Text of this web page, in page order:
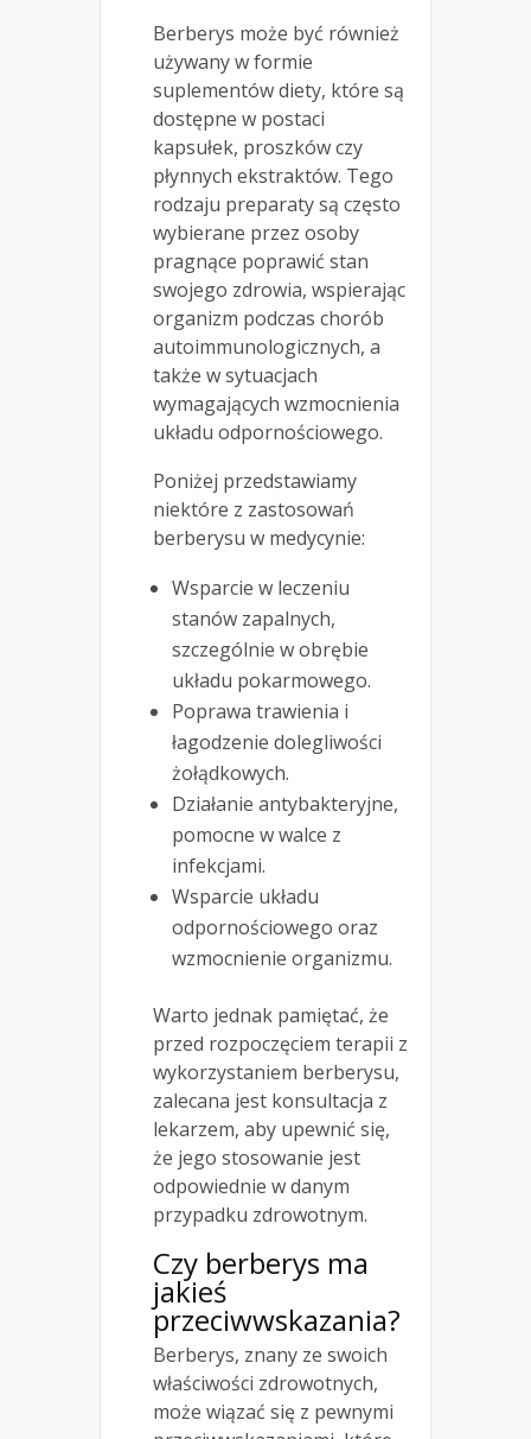
Berberys może być również
używany w formie
suplementów diety, które są
dostępne w postaci
kapsułek, proszków czy
płynnych ekstraktów. Tego
rodzaju preparaty są często
wybierane przez osoby
pragnące poprawić stan
swojego zdrowia, wspierając
organizm podczas chorób
autoimmunologicznych, a
także w sytuacjach
wymagających wzmocnienia
układu odpornościowego.
Poniżej przedstawiamy
niektóre z zastosowań
berberysu w medycynie:
Wsparcie w leczeniu
stanów zapalnych,
szczególnie w obrębie
układu pokarmowego.
Poprawa trawienia i
łagodzenie dolegliwości
żołądkowych.
Działanie antybakteryjne,
pomocne w walce z
infekcjami.
Wsparcie układu
odpornościowego oraz
wzmocnienie organizmu.
Warto jednak pamiętać, że
przed rozpoczęciem terapii z
wykorzystaniem berberysu,
zalecana jest konsultacja z
lekarzem, aby upewnić się,
że jego stosowanie jest
odpowiednie w danym
przypadku zdrowotnym.
Czy berberys ma
jakieś
przeciwwskazania?
Berberys, znany ze swoich
właściwości zdrowotnych,
może wiązać się z pewnymi